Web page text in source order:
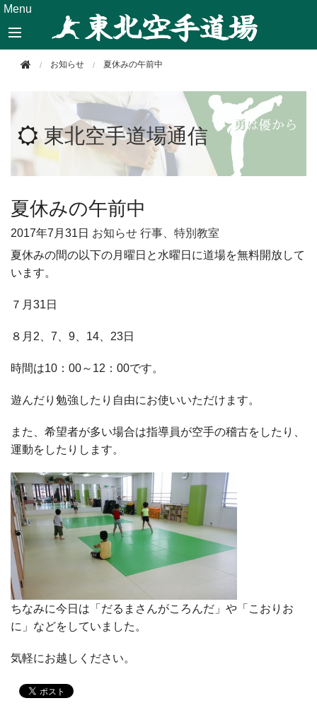
Menu
お知らせ 夏休みの午前中
東北空手道場通信
夏休みの午前中
2017年7月31日 お知らせ 行事、特別教室
夏休みの間の以下の月曜日と水曜日に道場を無料開放して
います。
７月31日
８月2、7、9、14、23日
時間は10：00～12：00です。
遊んだり勉強したり自由にお使いいただけます。
また、希望者が多い場合は指導員が空手の稽古をしたり、
運動をしたりします。
ちなみに今日は「だるまさんがころんだ」や「こおりお
に」などをしていました。
気軽にお越しください。